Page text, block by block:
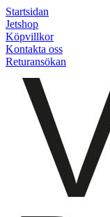
Startsidan
Jetshop
Köpvillkor
Kontakta oss
Returansökan